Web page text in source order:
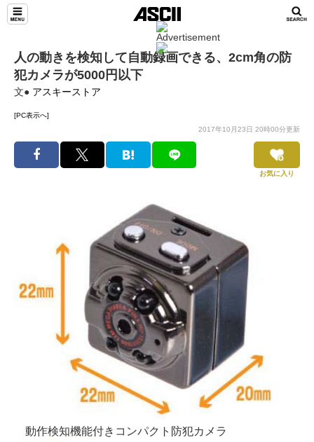
人の動きを検知して自動録画できる、2cm角の防
犯カメラが5000円以下
文● アスキーストア
[PC表示へ]
2017年10月23日 20時00分更新
お気に入り
動作検知機能付きコンパクト防犯カメラ